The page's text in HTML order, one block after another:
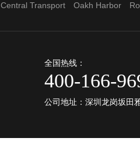
Central Transport Oakh Harbor
全国热线：
400-166-
公司地址：深圳龙岗坂田